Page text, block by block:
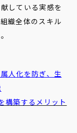
している実感を
織全体のスキル
人化を防ぎ、生
構築するメリット